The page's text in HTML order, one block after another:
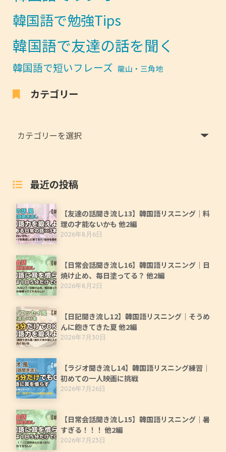
韓国語で勉強Tips
韓国語で友達の話を聞く
韓国語で短いフレーズ 龍山・三角地
カテゴリー
最近の投稿
【友達の話聞き流し13】韓国語リスニング｜料
理の才能ないかも 他2編
2026年8月6日
【日常会話聞き流し16】韓国語リスニング｜日
焼け止め、毎日塗ってる？ 他2編
2026年8月2日
【日記聞き流し12】韓国語リスニング｜そうめ
んに飽きてきた夏 他2編
2026年7月30日
【ラジオ聞き流し14】韓国語リスニング練習｜
初めての一人映画に挑戦
2026年7月26日
【日常会話聞き流し15】韓国語リスニング｜暑
すぎる！！！ 他2編
2026年7月23日